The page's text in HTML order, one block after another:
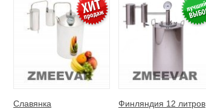
Славянка Финляндия 12 литров